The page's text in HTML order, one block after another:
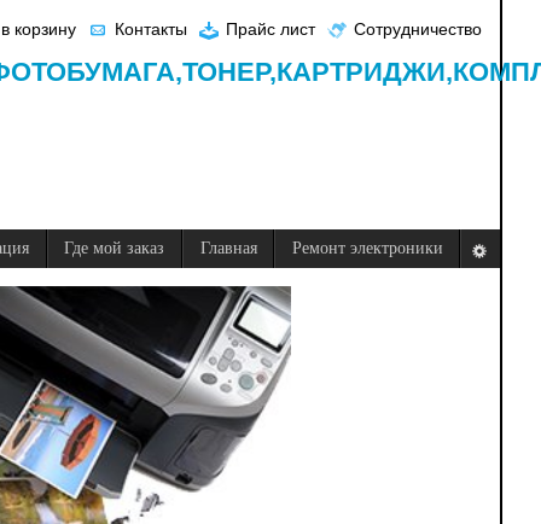
корзину Контакты Прайс лист Сотрудничество
ТОНЕР,КАРТРИДЖИ,
Где мой заказ Главная Ремонт электроники